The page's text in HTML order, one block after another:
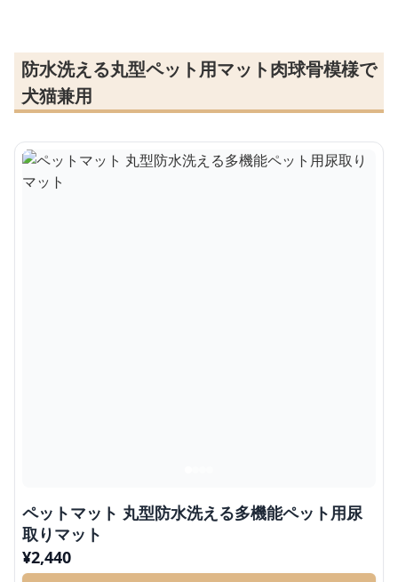
防水洗える丸型ペット用マット肉球骨模様で
犬猫兼用
ペットマット 丸型防水洗える多機能ペット用尿
取りマット
¥2,440